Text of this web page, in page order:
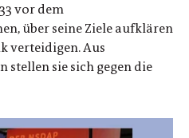
vor dem
über seine Ziele aufklären
verteidigen. Aus
sie sich gegen die